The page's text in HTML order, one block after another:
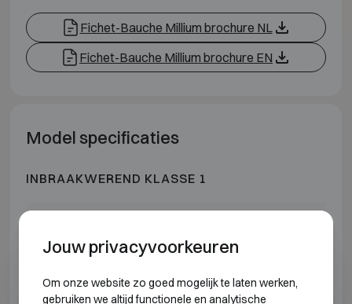
Fichet-Bauche Millium brochure NL
Fichet-Bauche Millium brochure EN
Model specificaties
INBRAAKWEREND KLASSE 1
Buitenmaten (mm)
Fichet-Bauche Millium 40 I
Fichet-Bauche Millium 80 I H615 B555 D490
Jouw privacyvoorkeuren
Om onze website zo goed mogelijk te laten werken,
gebruiken we altijd functionele en analytische